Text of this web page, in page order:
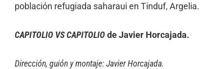
población refugiada saharaui en Tinduf, Argelia.
CAPITOLIO VS CAPITOLIO de Javier Horcajada.
Dirección, guión y montaje: Javier Horcajada.